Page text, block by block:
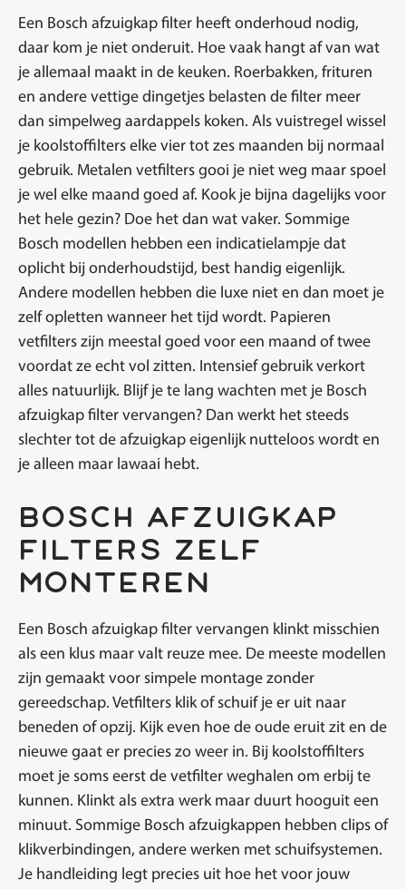
Een Bosch afzuigkap filter heeft onderhoud nodig,
daar kom je niet onderuit. Hoe vaak hangt af van wat
je allemaal maakt in de keuken. Roerbakken, frituren
en andere vettige dingetjes belasten de filter meer
dan simpelweg aardappels koken. Als vuistregel wissel
je koolstoffilters elke vier tot zes maanden bij normaal
gebruik. Metalen vetfilters gooi je niet weg maar spoel
je wel elke maand goed af. Kook je bijna dagelijks voor
het hele gezin? Doe het dan wat vaker. Sommige
Bosch modellen hebben een indicatielampje dat
oplicht bij onderhoudstijd, best handig eigenlijk.
Andere modellen hebben die luxe niet en dan moet je
zelf opletten wanneer het tijd wordt. Papieren
vetfilters zijn meestal goed voor een maand of twee
voordat ze echt vol zitten. Intensief gebruik verkort
alles natuurlijk. Blijf je te lang wachten met je Bosch
afzuigkap filter vervangen? Dan werkt het steeds
slechter tot de afzuigkap eigenlijk nutteloos wordt en
je alleen maar lawaai hebt.
bosch afzuigkap
filters zelf
monteren
Een Bosch afzuigkap filter vervangen klinkt misschien
als een klus maar valt reuze mee. De meeste modellen
zijn gemaakt voor simpele montage zonder
gereedschap. Vetfilters klik of schuif je er uit naar
beneden of opzij. Kijk even hoe de oude eruit zit en de
nieuwe gaat er precies zo weer in. Bij koolstoffilters
moet je soms eerst de vetfilter weghalen om erbij te
kunnen. Klinkt als extra werk maar duurt hooguit een
minuut. Sommige Bosch afzuigkappen hebben clips of
klikverbindingen, andere werken met schuifsystemen.
Je handleiding legt precies uit hoe het voor jouw